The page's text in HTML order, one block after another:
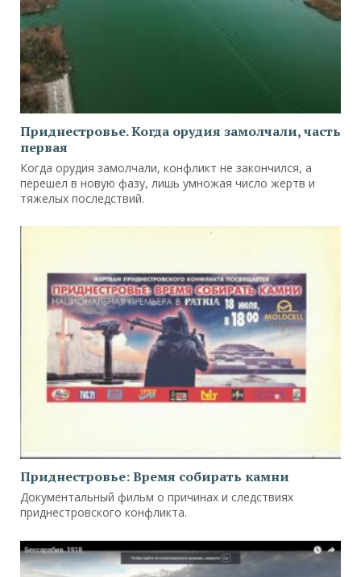
Приднестровье. Когда орудия замолчали, часть
первая
Когда орудия замолчали, конфликт не закончился, а
перешел в новую фазу, лишь умножая число жертв и
тяжелых последствий.
Приднестровье: Время собирать камни
Документальный фильм о причинах и следствиях
приднестровского конфликта.